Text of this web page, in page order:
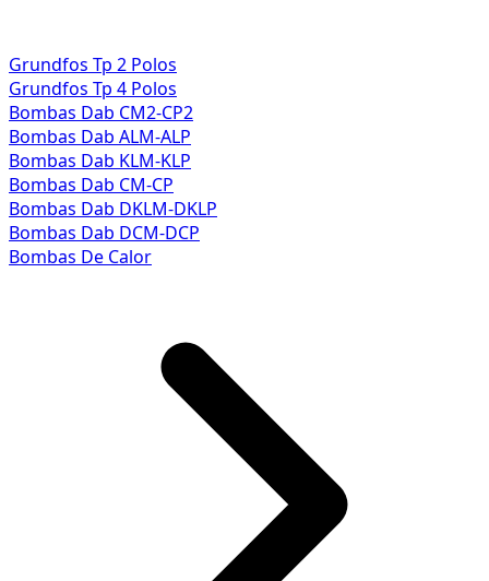
Grundfos Tp 2 Polos
Grundfos Tp 4 Polos
Bombas Dab CM2-CP2
Bombas Dab ALM-ALP
Bombas Dab KLM-KLP
Bombas Dab CM-CP
Bombas Dab DKLM-DKLP
Bombas Dab DCM-DCP
Bombas De Calor